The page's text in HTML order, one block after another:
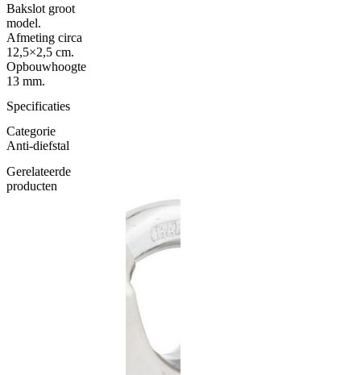
Bakslot groot
model.
Afmeting circa
12,5×2,5 cm.
Opbouwhoogte
13 mm.
Specificaties
Categorie
Anti-diefstal
Gerelateerde
producten